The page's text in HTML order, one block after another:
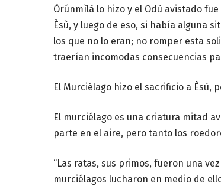
Òrúnmìlà lo hizo y el Odù avistado
Èsù, y luego de eso, si había alguna
los que no lo eran; no romper esta
traerían incomodas consecuencias
El Murciélago hizo el sacrificio a Èsù,
El murciélago es una criatura mitad
parte en el aire, pero tanto los
“Las ratas, sus primos, fueron una
murciélagos lucharon en medio de